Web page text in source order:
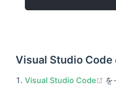
Visual Studio Code
Visual Studio Code
を